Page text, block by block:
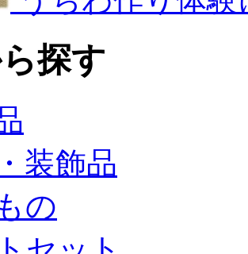
探す
装飾品
の